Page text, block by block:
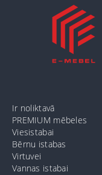
Ir noliktavā
PREMIUM mēbeles
Viesistabai
Bērnu istabas
Virtuvei
Vannas istabai